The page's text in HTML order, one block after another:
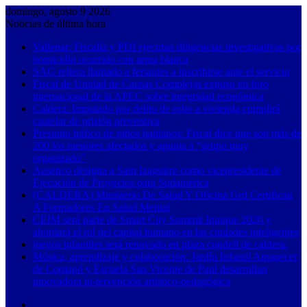
domingo, agosto 9 2026
Noticias de última hora
Vallenar: Fiscalía y PDI ejecutan diligencias investigativas por
homicidio ocurrido con arma blanca
SAG reitera llamado a feriantes a inscribirse ante el servicio
Fiscal de Unidad de Causas Complejas expuso en foro
internacional de la APEC sobre integridad económica
Caldera: Imputado por delito de robo a vivienda cumplirá
cautelar de prisión preventiva
Presunto tráfico de niños haitianos: Fiscal dice que son más de
200 los menores afectados y apunta a “grupo muy
organizado”
Ausenco designa a Sam Izaguirre como vicepresidente de
Ejecución de Proyectos para Sudamérica
(CALDERA) Ministerio De Salud Y Oficina Grd Certifican
A Formadores En Salud Mental
CEIM será parte de Smart City Summit Iquique 2026 y
abordará el rol del capital humano en las ciudades inteligentes
juegos infantiles será renovado en plaza condell de caldera.
Música, aprendizaje y colaboración: Jardín Infantil Amanecer
de Copiapó y Escuela San Vicente de Paul desarrollan
innovadora in-tervención artístico-pedagógica